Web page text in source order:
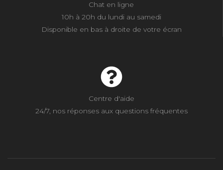
Chat en ligne
10h à 20h du lundi au samedi
Disponible en bas à droite de votre écran
Centre d'aide
24/7, nos réponses aux questions fréquentes